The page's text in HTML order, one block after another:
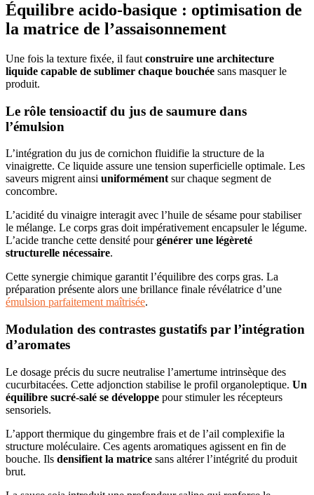
Équilibre acido-basique : optimisation de
la matrice de l’assaisonnement
Une fois la texture fixée, il faut construire une architecture
liquide capable de sublimer chaque bouchée sans masquer le
produit.
Le rôle tensioactif du jus de saumure dans
l’émulsion
L’intégration du jus de cornichon fluidifie la structure de la
vinaigrette. Ce liquide assure une tension superficielle optimale. Les
saveurs migrent ainsi uniformémentsur chaque segment de
concombre.
L’acidité du vinaigre interagit avec l’huile de sésame pour stabiliser
le mélange. Le corps gras doit impérativement encapsuler le légume.
L’acide tranche cette densité pourgénérer une légèreté
structurelle nécessaire.
Cette synergie chimique garantit l’équilibre des corps gras. La
préparation présente alors une brillance finale révélatrice d’une
émulsion parfaitement maîtrisée.
Modulation des contrastes gustatifs par l’intégration
d’aromates
Le dosage précis du sucre neutralise l’amertume intrinsèque des
cucurbitacées. Cette adjonction stabilise le profil organoleptique. Un
équilibre sucré-salé se développe pour stimuler les récepteurs
sensoriels.
L’apport thermique du gingembre frais et de l’ail complexifie la
structure moléculaire. Ces agents aromatiques agissent en fin de
bouche. Ils densifient la matrice sans altérer l’intégrité du produit
brut.